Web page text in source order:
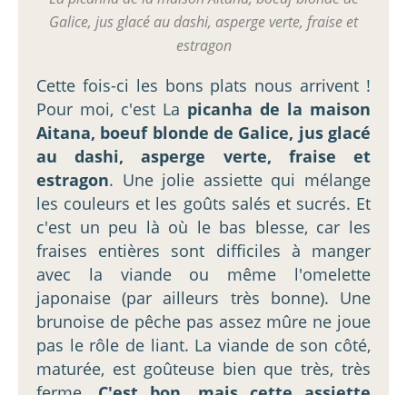
Galice, jus glacé au dashi, asperge verte, fraise et
estragon
Cette fois-ci les bons plats nous arrivent !
Pour moi, c'est La picanha de la maison
Aitana, boeuf blonde de Galice, jus glacé
au dashi, asperge verte, fraise et
estragon. Une jolie assiette qui mélange
les couleurs et les goûts salés et sucrés. Et
c'est un peu là où le bas blesse, car les
fraises entières sont difficiles à manger
avec la viande ou même l'omelette
japonaise (par ailleurs très bonne). Une
brunoise de pêche pas assez mûre ne joue
pas le rôle de liant. La viande de son côté,
maturée, est goûteuse bien que très, très